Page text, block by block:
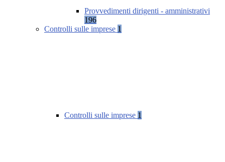
Provvedimenti dirigenti - amministrativi
196
Controlli sulle imprese 1
Controlli sulle imprese 1